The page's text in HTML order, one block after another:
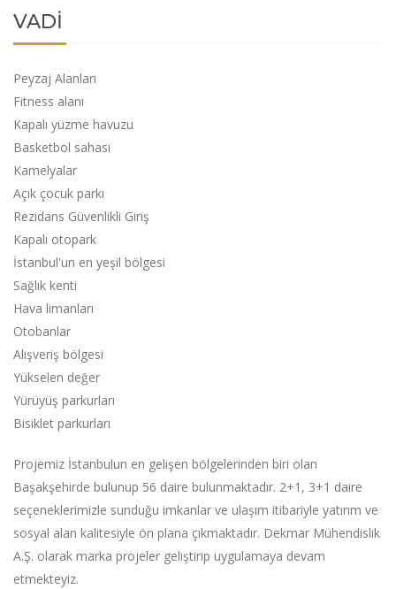
VADİ
Peyzaj Alanları
Fitness alanı
Kapalı yüzme havuzu
Basketbol sahası
Kamelyalar
Açık çocuk parkı
Rezidans Güvenlikli Giriş
Kapalı otopark
İstanbul'un en yeşil bölgesi
Sağlık kenti
Hava limanları
Otobanlar
Alışveriş bölgesi
Yükselen değer
Yürüyüş parkurları
Bisiklet parkurları
Projemiz İstanbulun en gelişen bölgelerinden biri olan
Başakşehirde bulunup 56 daire bulunmaktadır. 2+1, 3+1 daire
seçeneklerimizle sunduğu imkanlar ve ulaşım itibariyle yatırım ve
sosyal alan kalitesiyle ön plana çıkmaktadır. Dekmar Mühendislik
A.Ş. olarak marka projeler geliştirip uygulamaya devam
etmekteyiz.